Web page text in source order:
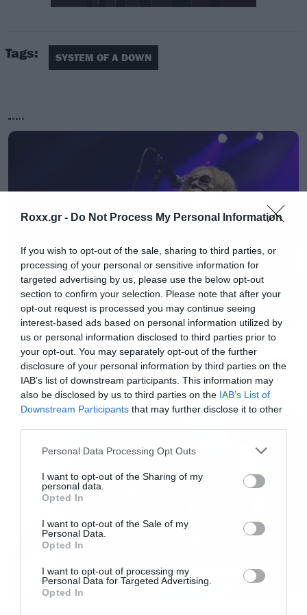
Roxx.gr - Do Not Process My Personal Information
If you wish to opt-out of the sale, sharing to third parties, or
processing of your personal or sensitive information for
targeted advertising by us, please use the below opt-out
section to confirm your selection. Please note that after your
opt-out request is processed you may continue seeing
interest-based ads based on personal information utilized by
us or personal information disclosed to third parties prior to
your opt-out. You may separately opt-out of the further
disclosure of your personal information by third parties on the
IAB’s list of downstream participants. This information may
also be disclosed by us to third parties on the IAB’s List of
Downstream Participants that may further disclose it to other
Please note that this website/app uses one or more Google
not limited to your visit or usage behaviour. You may click to
grant or deny consent to Google and its third-party tags to
use your data for below specified purposes in below Google
consent section.
Personal Data Processing Opt Outs
I want to opt-out of the Sharing of my
personal data.
Opted In
I want to opt-out of the Sale of my
Personal Data.
Opted In
I want to opt-out of processing my
Personal Data for Targeted Advertising.
Opted In
αλλά θα μπορούσε να είναι.
14 χρόνια έχουν περάσει από την ημέρα που οι
System of a Down κυκλοφόρησαν το τελευταίο
κατευθείαν στο νούμερο 1, όπως και το
καλλιτέχνες που έχουν δύο άλμπουμ στην
κορυφή μέσα στην ίδια χρονιά.
Μπορεί να ακούγεται υπερβολικό τώρα και το
συμπέρασμα να βγαίνει επειδή ξέρουμε τι
ακολούθησε, αλλά δεν μου βγαίνει το από το
μυαλό ότι το άλμπουμ μοιάζει με «αντίο».
Έχει μια μελαγχολία μέσα του, έχει ένα
συναίσθημα «αυτά είχαμε να σας πούμε,
Από τότε οι System of a Dow μπήκαν σε ένα
περίπου πενταετές διάλειμμα και όταν
επέστρεψαν ήταν μόνο για συναυλίες. Για νέο
άλμπουμ ακούμε όλα αυτά τα χρόνια, αλλά
μέχρι να συμφωνήσουν ο Serj και ο Daron το
Tags: SYSTEM OF A DOWN
MUSIC
Music
Ο Glenn Hughes αποσύρθηκε
από τις ζωντανές εμφανίσεις